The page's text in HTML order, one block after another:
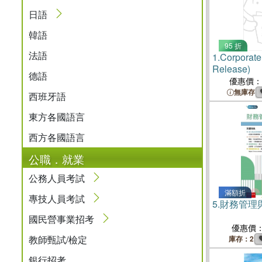
日語
韓語
法語
德語
西班牙語
東方各國語言
西方各國語言
公職．就業
公務人員考試
專技人員考試
國民營事業招考
教師甄試/檢定
95 折
1.
Release)
優惠價：
無庫存
滿額折
5.財務管理
優惠價
庫存：2